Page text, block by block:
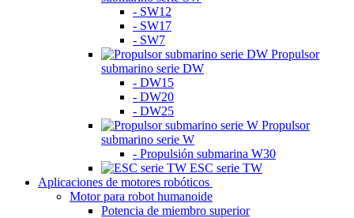
- SW12
- SW17
- SW7
Propulsor
submarino serie DW
- DW15
- DW20
- DW25
Propulsor
submarino serie W
- Propulsión submarina W30
ESC serie TW
Aplicaciones de motores robóticos
Motor para robot humanoide
Potencia de miembro superior